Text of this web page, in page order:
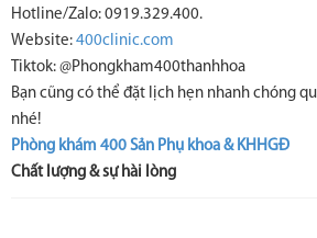
Hotline/Zalo: 0919.329.400.
Website: 400clinic.com
Tiktok: @Phongkham400thanhhoa
Bạn cũng có thể đặt lịch hẹn nhanh chóng
nhé!
Phòng khám 400 Sản Phụ khoa & KHHGĐ
Chất lượng & sự hài lòng